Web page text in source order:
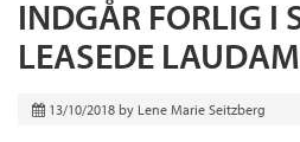
INDGÅR FORLIG I
LEASEDE
13/10/2018 by Lene Marie Seitzberg